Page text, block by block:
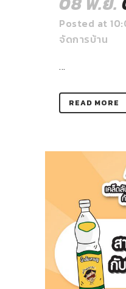
Posted at
จัดการบ้าน
...
READ MORE